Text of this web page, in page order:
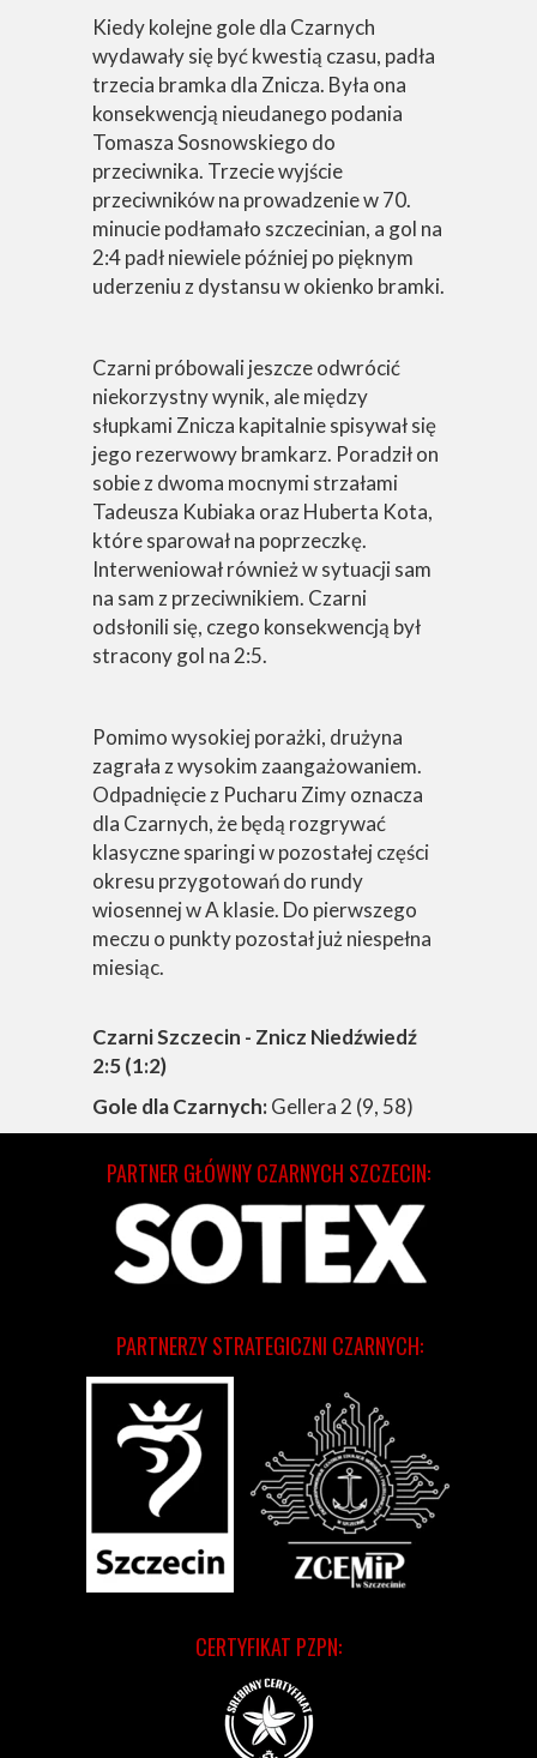
Kiedy kolejne gole dla Czarnych
wydawały się być kwestią czasu, padła
trzecia bramka dla Znicza. Była ona
konsekwencją nieudanego podania
Tomasza Sosnowskiego do
przeciwnika. Trzecie wyjście
przeciwników na prowadzenie w 70.
minucie podłamało szczecinian, a gol na
2:4 padł niewiele później po pięknym
uderzeniu z dystansu w okienko bramki.
Czarni próbowali jeszcze odwrócić
niekorzystny wynik, ale między
słupkami Znicza kapitalnie spisywał się
jego rezerwowy bramkarz. Poradził on
sobie z dwoma mocnymi strzałami
Tadeusza Kubiaka oraz Huberta Kota,
które sparował na poprzeczkę.
Interweniował również w sytuacji sam
na sam z przeciwnikiem. Czarni
odsłonili się, czego konsekwencją był
stracony gol na 2:5.
Pomimo wysokiej porażki, drużyna
zagrała z wysokim zaangażowaniem.
Odpadnięcie z Pucharu Zimy oznacza
dla Czarnych, że będą rozgrywać
klasyczne sparingi w pozostałej części
okresu przygotowań do rundy
wiosennej w A klasie. Do pierwszego
meczu o punkty pozostał już niespełna
miesiąc.
Czarni Szczecin - Znicz Niedźwiedź
2:5 (1:2)
Gole dla Czarnych:Gellera 2 (9, 58)
CERTYFIKAT PZPN:
PARTNERZY STRATEGICZNI CZARNYCH:
PARTNER GŁÓWNY CZARNYCH SZCZECIN: